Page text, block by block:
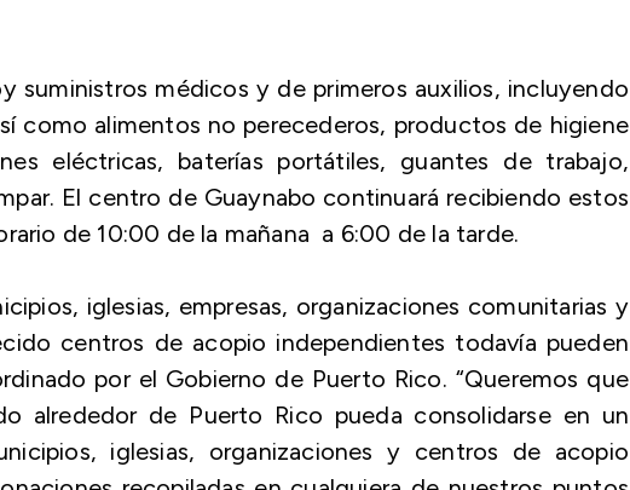
suministros médicos y de primeros auxilios, incluyendo
como alimentos no perecederos, productos de higiene
eléctricas, baterías portátiles, guantes de trabajo,
El centro de Guaynabo continuará recibiendo estos
de 10:00 de la mañana a 6:00 de la tarde.
iglesias, empresas, organizaciones comunitarias y
centros de acopio independientes todavía pueden
por el Gobierno de Puerto Rico. “Queremos que
alrededor de Puerto Rico pueda consolidarse en un
iglesias, organizaciones y centros de acopio